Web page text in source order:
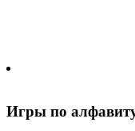
Игры по